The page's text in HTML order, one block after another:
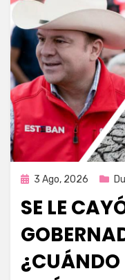
Publicada
3 Ago, 2026
SE LE
¿CUÁNDO